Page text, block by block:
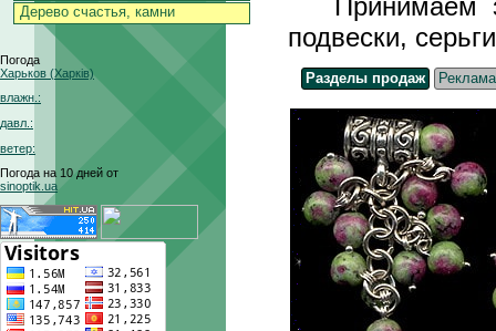
Дерево счастья, камни
подвески,
Разделы продаж Реклама
Погода
Харьков (Харків)
влажн.:
давл.:
ветер:
Погода на 10 дней от
sinoptik.ua